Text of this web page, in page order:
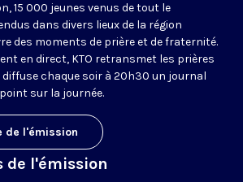
15 000 jeunes venus de tout le
dans divers lieux de la région
des moments de prière et de fraternité.
en direct, KTO retransmet les prières
diffuse chaque soir à 20h30 un journal
sur la journée.
de l'émission
de l'émission